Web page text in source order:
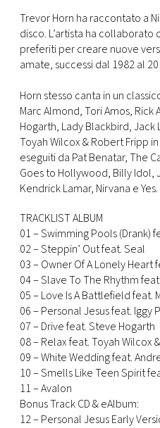
TV
PRINCIPATO
MONACO
RMC
CONSIGLIA
Trevor Horn ha raccontato a
disco. L’artista ha
preferiti per creare nuove
amate, successi dal 1982 al
Horn stesso canta in un
Marc Almond, Tori Amos, Rick
Hogarth, Lady Blackbird, Jack
Toyah Wilcox & Robert Fripp
eseguiti da Pat Benatar, The
Goes to Hollywood, Billy Idol,
Kendrick Lamar, Nirvana e Yes.
TRACKLIST ALBUM
01 – Swimming Pools (Drank)
02 – Steppin’ Out feat. Seal
03 – Owner Of A Lonely Heart
04 – Slave To The Rhythm
05 – Love Is A Battlefield feat.
06 – Personal Jesus feat. Iggy
07 – Drive feat. Steve Hogarth
08 – Relax feat. Toyah Wilcox
09 – White Wedding feat.
10 – Smells Like Teen Spirit
11 – Avalon
Bonus Track CD & eAlbum:
12 – Personal Jesus Early